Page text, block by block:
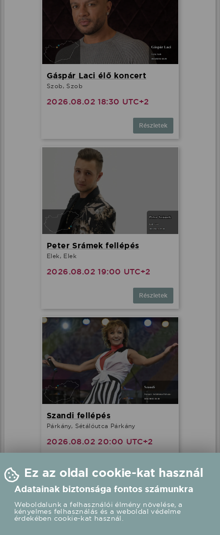
Gáspár Laci élő koncert
Szob, Szob
2026.08.02 18:30 UTC+2
Részletek
Peter Srámek fellépés
Elek, Elek
2026.08.02 19:00 UTC+2
Részletek
Szandi fellépés
Párkány, Sétálóutca Párkány
2026.08.02 20:00 UTC+2
Ez az oldal cookie-kat használ
Adatainak biztonsága fontos számunkra
Weboldalunk a felhasználói élmény növelése, a
kényelmes felhasználás és a weboldal védelme
érdekében cookie-kat használ.